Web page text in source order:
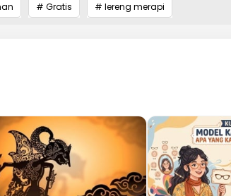
# Gratis # lereng merapi